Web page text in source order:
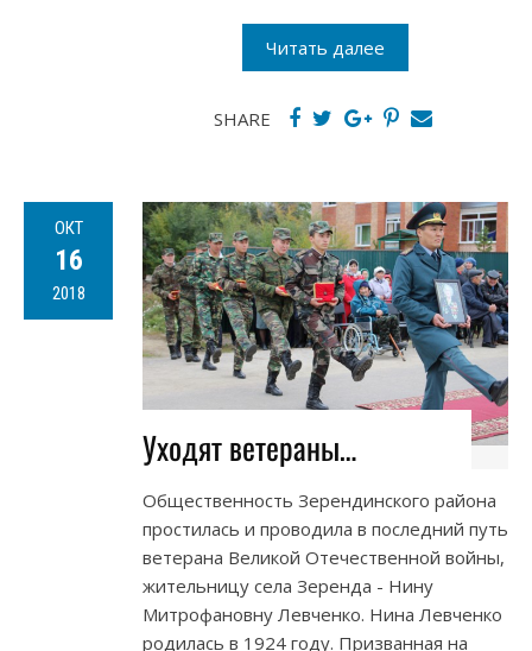
Читать далее
SHARE
ОКТ
16
2018
Уходят ветераны…
Общественность Зерендинского района
простилась и проводила в последний путь
ветерана Великой Отечественной войны,
жительницу села Зеренда - Нину
Митрофановну Левченко. Нина Левченко
родилась в 1924 году. Призванная на